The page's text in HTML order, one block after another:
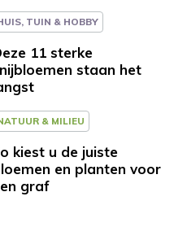
TUIN & HOBBY
11 sterke
staan het
& MILIEU
kiest u de juiste
en planten voor
graf